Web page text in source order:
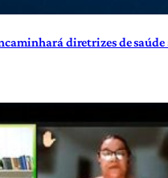
diretrizes de